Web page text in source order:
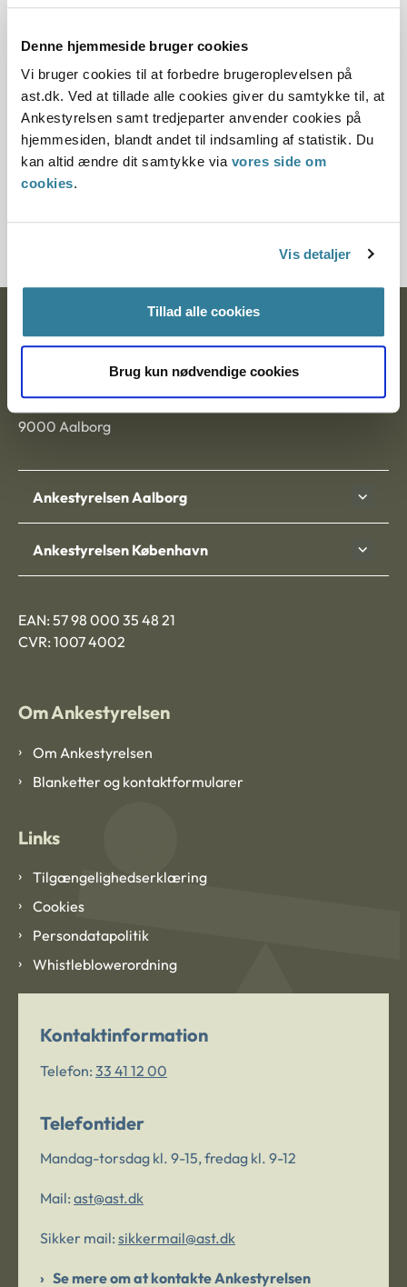
Denne hjemmeside bruger cookies
Vi bruger cookies til at forbedre brugeroplevelsen på
ast.dk. Ved at tillade alle cookies giver du samtykke til, at
Ankestyrelsen samt tredjeparter anvender cookies på
hjemmesiden, blandt andet til indsamling af statistik. Du
kan altid ændre dit samtykke via vores side om
cookies.
Vis detaljer
Tillad alle cookies
Brug kun nødvendige cookies
påvirkning af centralnervesystem og nyrer. Flertallet fandt
herefter, at ansøgerindens overdødelighed samt risikoen
for belastende sygdom lå så tæt på
baggrundsbefolkningens, at de helbredsmæssige forhold
ikke vurderedes at være til hinder for godkendelse som
adoptanter.
sættes fokus på, hvorvidt ansøgerindens tilstand påvirkede
Nytorv 7, 2. sal
9000 Aalborg
Ankestyrelsen Aalborg
Ankestyrelsen København
EAN: 57 98 000 35 48 21
CVR: 1007 4002
Om Ankestyrelsen
Om Ankestyrelsen
Blanketter og kontaktformularer
Links
Tilgængelighedserklæring
Cookies
Persondatapolitik
Whistleblowerordning
Kontaktinformation
Telefon: 33 41 12 00
Telefontider
Mandag-torsdag kl. 9-15, fredag kl. 9-12
Mail: ast@ast.dk
Sikker mail: sikkermail@ast.dk
Se mere om at kontakte Ankestyrelsen